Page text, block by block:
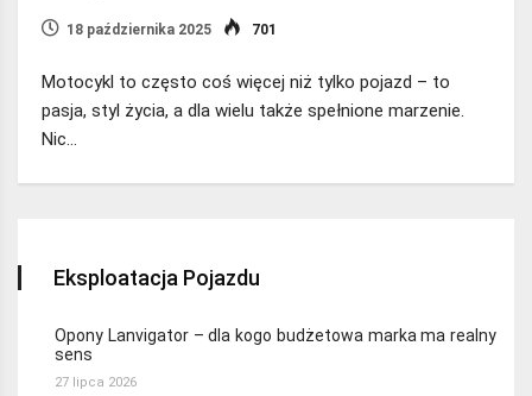
18 października 2025 701
Motocykl to często coś więcej niż tylko pojazd – to
pasja, styl życia, a dla wielu także spełnione marzenie.
Nic…
Eksploatacja Pojazdu
Opony Lanvigator – dla kogo budżetowa marka ma realny
sens
27 lipca 2026